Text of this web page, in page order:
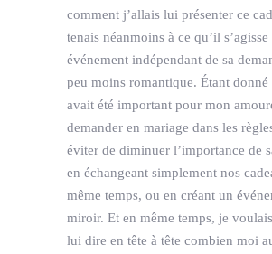
comment j’allais lui présenter ce
tenais néanmoins à ce qu’il s’agisse
événement indépendant de sa
peu moins romantique. Étant
avait été important pour mon
demander en mariage dans les
éviter de diminuer l’importance de
en échangeant simplement nos
même temps, ou en créant un
miroir. Et en même temps, je
lui dire en tête à tête combien moi